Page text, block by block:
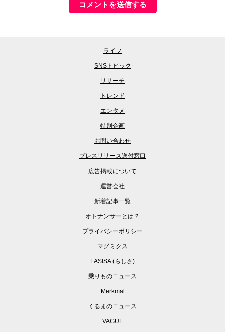
ライフ
SNSトピック
リサーチ
トレンド
エンタメ
特別企画
お問い合わせ
プレスリリース送付窓口
広告掲載について
運営会社
新着記事一覧
オトナンサーとは？
プライバシーポリシー
マグミクス
LASISA (らしさ)
乗りものニュース
Merkmal
くるまのニュース
VAGUE